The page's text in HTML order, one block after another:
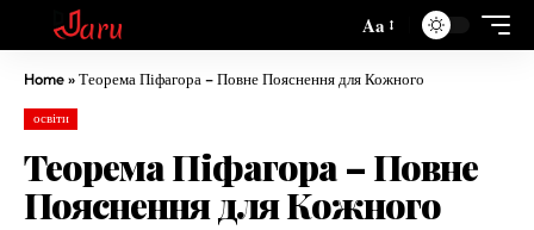
Aa
Home»Теорема Піфагора – Повне Пояснення для Кожного
освіти
Теорема Піфагора – Повне
Пояснення для Кожного